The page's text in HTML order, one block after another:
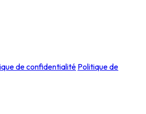
de confidentialitéPolitique de